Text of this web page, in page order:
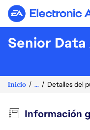
Senior
Inicio ... Detalles del
Información